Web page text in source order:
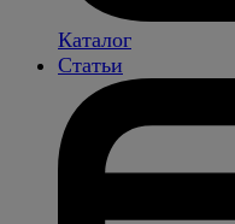
Каталог
Статьи